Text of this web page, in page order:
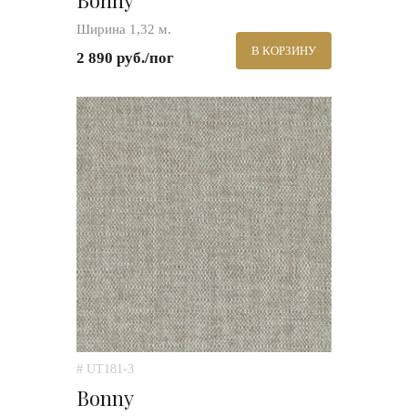
Ширина 1,32 м.
2 890 руб./пог В КОРЗИНУ
# UT181-3
Bonny